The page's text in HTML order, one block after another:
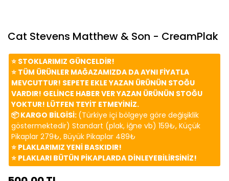
Cat Stevens Matthew & Son - CreamPlak
⭐️ STOKLARIMIZ GÜNCELDİR!
⭐️ TÜM ÜRÜNLER MAĞAZAMIZDA DA AYNI FİYATLA
MEVCUTTUR! SEPETE EKLE YAZAN ÜRÜNÜN STOĞU
VARDIR! GELİNCE HABER VER YAZAN ÜRÜNÜN STOĞU
YOKTUR! LÜTFEN TEYİT ETMEYİNİZ.
📦 KARGO BİLGİSİ: (Türkiye içi bölgeye göre değişiklik
göstermektedir) Standart (plak, iğne vb) 159₺, Küçük
Pikaplar 279₺, Büyük Pikaplar 489₺
⭐️ PLAKLARIMIZ YENİ BASKIDIR!
⭐️ PLAKLARI BÜTÜN PİKAPLARDA DİNLEYEBİLİRSİNİZ!